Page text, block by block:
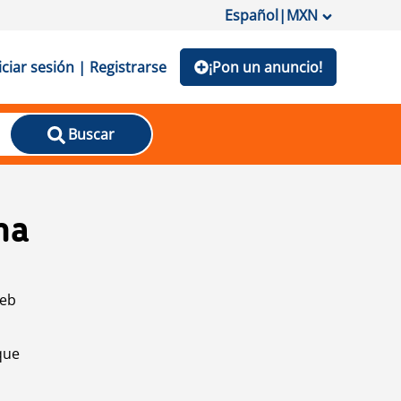
Español|MXN
sesión | Registrarse ¡Pon un anuncio!
Buscar